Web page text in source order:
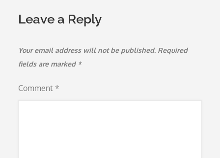
Leave a Reply
Your email address will not be published. Required
fields are marked *
Comment *